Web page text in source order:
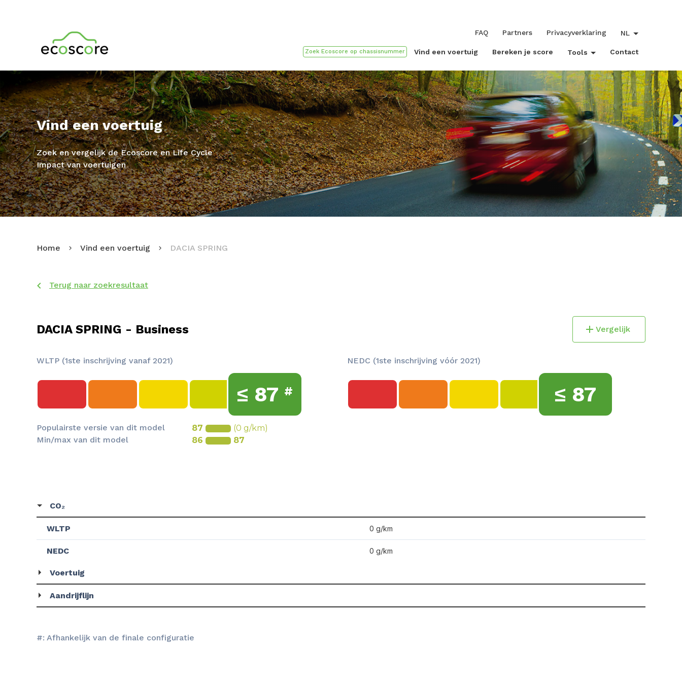
Vind een voertuig Bereken je score Tools Contact
FAQ Partners Privacyverklaring NL
Vind een voertuig
Zoek en vergelijk de Ecoscore en Life Cycle
Impact van voertuigen
Home Vind een voertuig DACIA SPRING
Terug naar zoekresultaat
DACIA SPRING - Business Vergelijk
WLTP (1ste inschrijving vanaf 2021)
≤ 87 #
Populairste versie van dit model 87
(0 g/km)
Min/max van dit model
86 87
NEDC (1ste inschrijving vóór 2021)
≤ 87
CO₂
WLTP 0 g/km
NEDC 0 g/km
Voertuig
Aandrijflijn
#: Afhankelijk van de finale configuratie